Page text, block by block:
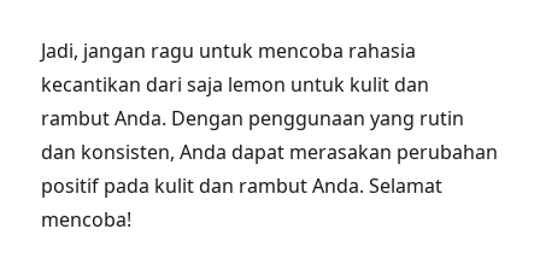
Jadi, jangan ragu untuk mencoba rahasia
kecantikan dari saja lemon untuk kulit dan
rambut Anda. Dengan penggunaan yang rutin
dan konsisten, Anda dapat merasakan perubahan
positif pada kulit dan rambut Anda. Selamat
mencoba!